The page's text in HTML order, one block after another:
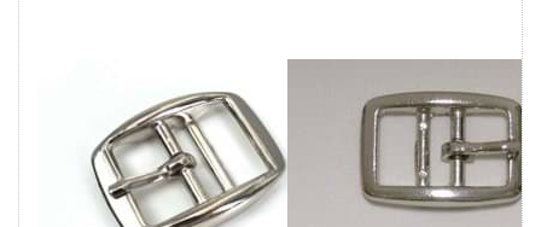
Doppelstegschnalle
Zinkdruckguss,
vernickelt - für
Doppelstegschnalle
Zinkdruckguss,
vernickelt - für